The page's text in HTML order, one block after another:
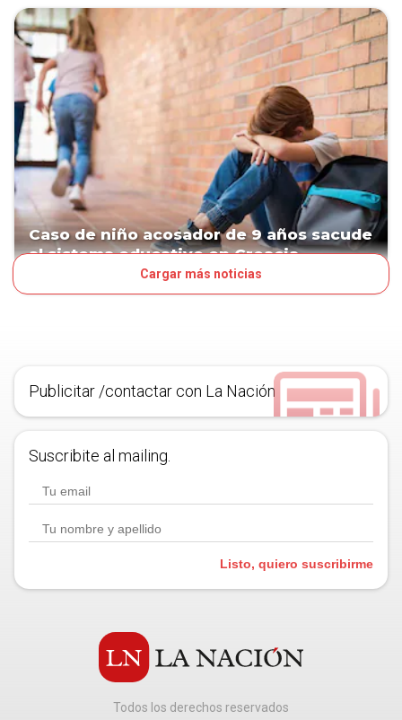
Caso de niño acosador de 9 años sacude
al sistema educativo en Croacia
Cargar más noticias
Publicitar /contactar con La Nación
Suscribite al mailing.
Listo, quiero suscribirme
Todos los derechos reservados